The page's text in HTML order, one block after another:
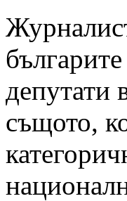
депутати
същото,